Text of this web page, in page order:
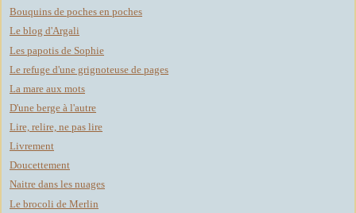
Bouquins de poches en poches
Le blog d'Argali
Les papotis de Sophie
Le refuge d'une grignoteuse de pages
La mare aux mots
D'une berge à l'autre
Lire, relire, ne pas lire
Livrement
Doucettement
Naitre dans les nuages
Le brocoli de Merlin